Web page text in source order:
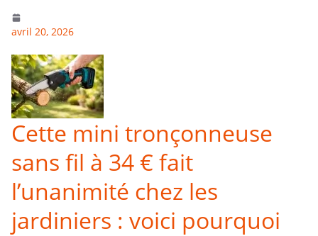
avril 20, 2026
Cette mini tronçonneuse
sans fil à 34 € fait
l’unanimité chez les
jardiniers : voici pourquoi